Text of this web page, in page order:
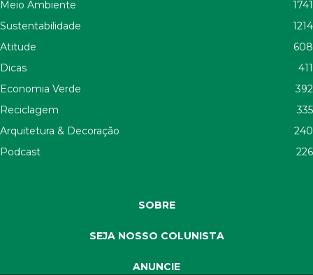
Meio Ambiente
1741
Sustentabilidade
1214
Atitude
608
Dicas
411
Economia Verde
392
Reciclagem
335
Arquitetura & Decoração
240
Podcast
226
SOBRE
SEJA NOSSO COLUNISTA
ANUNCIE